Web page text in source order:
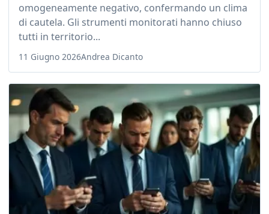
omogeneamente negativo, confermando un clima
di cautela. Gli strumenti monitorati hanno chiuso
tutti in territorio...
11 Giugno 2026Andrea Dicanto